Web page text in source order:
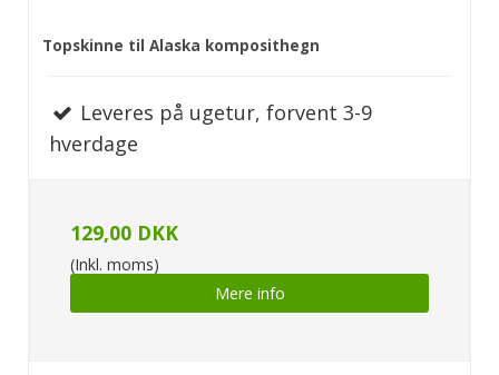
Topskinne til Alaska komposithegn
Leveres på ugetur, forvent 3-9
hverdage
129,00 DKK
(Inkl. moms)
Mere info